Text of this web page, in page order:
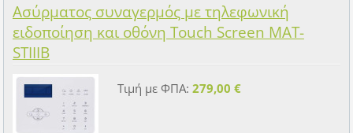
Ασύρματος συναγερμός με τηλεφωνική
ειδοποίηση και οθόνη Touch Screen MAT-
STIIIB
Τιμή με ΦΠΑ: 279,00 €